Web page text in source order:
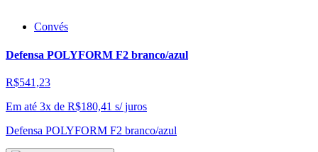
Convés
Defensa POLYFORM F2 branco/azul
R$541,23
Em até 3x de R$180,41 s/ juros
Defensa POLYFORM F2 branco/azul